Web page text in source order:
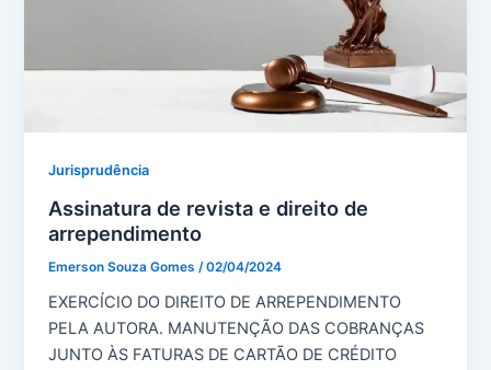
Jurisprudência
Assinatura de revista e direito de
arrependimento
Emerson Souza Gomes /02/04/2024
EXERCÍCIO DO DIREITO DE ARREPENDIMENTO
PELA AUTORA. MANUTENÇÃO DAS COBRANÇAS
JUNTO ÀS FATURAS DE CARTÃO DE CRÉDITO